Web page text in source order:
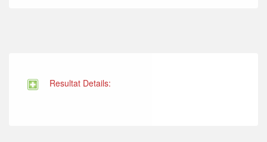
Resultat Details: